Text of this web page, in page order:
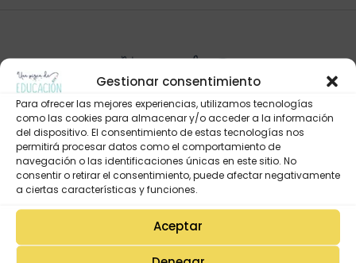
Gestionar consentimiento
Para ofrecer las mejores experiencias, utilizamos tecnologías
como las cookies para almacenar y/o acceder a la información
del dispositivo. El consentimiento de estas tecnologías nos
permitirá procesar datos como el comportamiento de
navegación o las identificaciones únicas en este sitio. No
consentir o retirar el consentimiento, puede afectar negativamente
a ciertas características y funciones.
Aceptar
Mi Cuenta
Lista de deseos
Mi Perfil
Descargas